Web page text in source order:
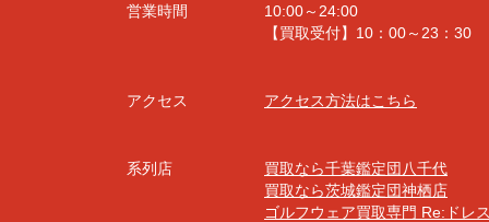
営業時間
10:00～24:00
【買取受付】10：00～23：30
アクセス アクセス方法はこちら
系列店
買取なら千葉鑑定団八千代
買取なら茨城鑑定団神栖店
ゴルフウェア買取専門 Re:ドレ